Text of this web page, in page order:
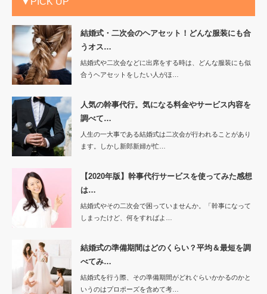
結婚式・二次会のヘアセット！どんな服装にも合
うオス…
結婚式や二次会などに出席をする時は、どんな服装にも似
合うヘアセットをしたい人がほ…
人気の幹事代行。気になる料金やサービス内容を
調べて…
人生の一大事である結婚式は二次会が行われることがあり
ます。しかし新郎新婦が忙…
【2020年版】幹事代行サービスを使ってみた感想
は…
結婚式やその二次会で困っていませんか。「幹事になって
しまったけど、何をすればよ…
結婚式の準備期間はどのくらい？平均＆最短を調
べてみ…
結婚式を行う際、その準備期間がどれぐらいかかるのかと
いうのはプロポーズを含めて考…